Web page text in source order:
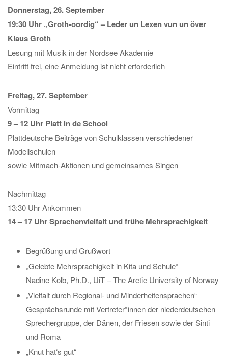
Donnerstag, 26. September
19:30 Uhr „Groth-oordig“ – Leder un Lexen vun un över
Klaus Groth
Lesung mit Musik in der Nordsee Akademie
Eintritt frei, eine Anmeldung ist nicht erforderlich
Freitag, 27. September
Vormittag
9 – 12 Uhr Platt in de School
Plattdeutsche Beiträge von Schulklassen verschiedener
Modellschulen
sowie Mitmach-Aktionen und gemeinsames Singen
Nachmittag
13:30 Uhr Ankommen
14 – 17 Uhr Sprachenvielfalt und frühe Mehrsprachigkeit
Begrüßung und Grußwort
„Gelebte Mehrsprachigkeit in Kita und Schule“
Nadine Kolb, Ph.D., UiT – The Arctic University of Norway
„Vielfalt durch Regional- und Minderheitensprachen“
Gesprächsrunde mit Vertreter*innen der niederdeutschen
Sprechergruppe, der Dänen, der Friesen sowie der Sinti
und Roma
„Knut hat‘s gut“